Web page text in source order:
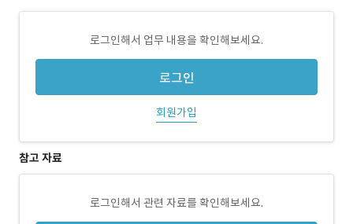
로그인해서 업무 내용을 확인해보세요.
로그인
회원가입
참고 자료
로그인해서 관련 자료를 확인해보세요.